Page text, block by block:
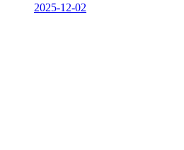
2025-12-02